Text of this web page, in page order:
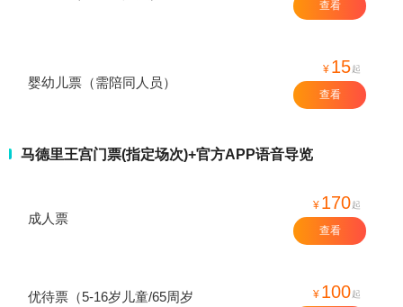
查看
婴幼儿票（需陪同人员）
¥ 15起
查看
马德里王宫门票(指定场次)+官方APP语音导览
成人票
¥ 170起
查看
优待票（5-16岁儿童/65周岁
¥ 100起